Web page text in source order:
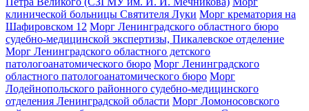
клинической больницы Святителя Луки Морг крематория на
Шафировском 12 Морг Ленинградского областного бюро
судебно-медицинской экспертизы, Пикалевское отделение
Морг Ленинградского областного детского
патологоанатомического бюро Морг Ленинградского
областного патологоанатомического бюро Морг
Лодейнопольского районного судебно-медицинского
отделения Ленинградской области Морг Ломоносовского